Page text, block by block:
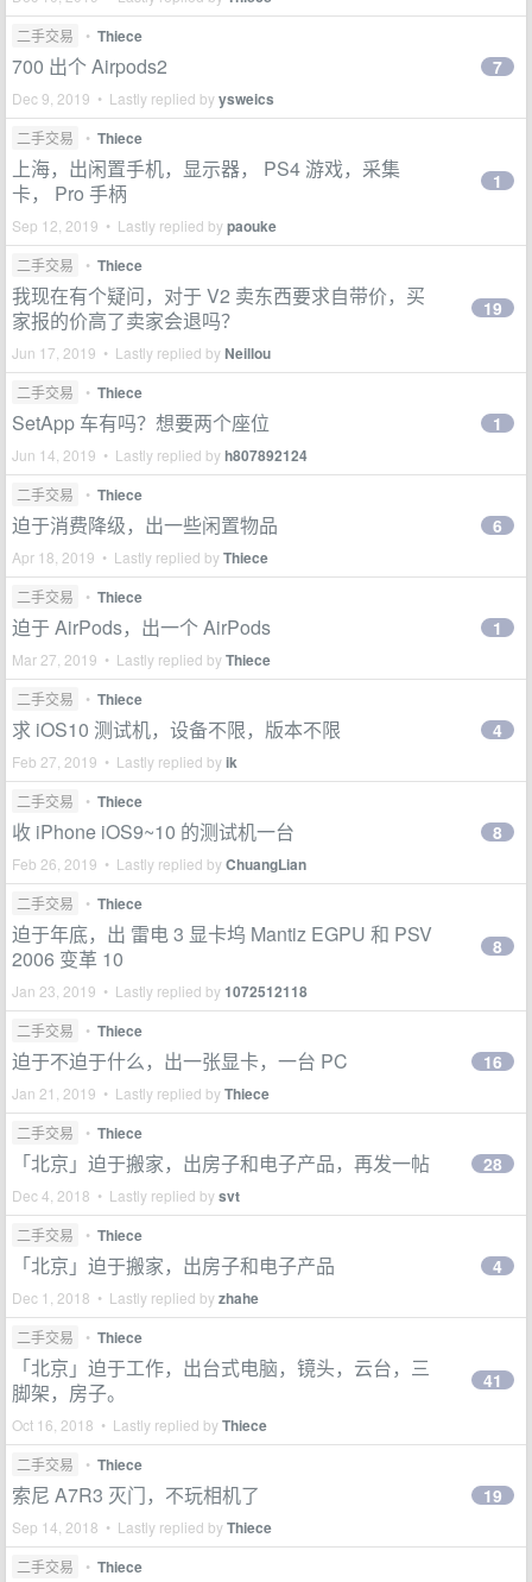
二手交易 • Thiece
700 出个 Airpods2
Dec 9, 2019 • Lastly replied byysweics
7
二手交易 • Thiece
上海，出闲置手机，显示器， PS4 游戏，采集
卡， Pro 手柄
Sep 12, 2019 • Lastly replied bypaouke
1
二手交易 • Thiece
我现在有个疑问，对于 V2 卖东西要求自带价，买
家报的价高了卖家会退吗？
Jun 17, 2019 • Lastly replied byNeillou
19
二手交易 • Thiece
SetApp 车有吗？想要两个座位
Jun 14, 2019 • Lastly replied byh807892124
1
二手交易 • Thiece
迫于消费降级，出一些闲置物品
Apr 18, 2019 • Lastly replied byThiece
6
二手交易 • Thiece
迫于 AirPods，出一个 AirPods
Mar 27, 2019 • Lastly replied byThiece
1
二手交易 • Thiece
求 iOS10 测试机，设备不限，版本不限
Feb 27, 2019 • Lastly replied byik
4
二手交易 • Thiece
收 iPhone iOS9~10 的测试机一台
Feb 26, 2019 • Lastly replied byChuangLian
8
二手交易 • Thiece
迫于年底，出 雷电 3 显卡坞 Mantiz EGPU 和 PSV
2006 变革 10
Jan 23, 2019 • Lastly replied by1072512118
8
二手交易 • Thiece
迫于不迫于什么，出一张显卡，一台 PC
Jan 21, 2019 • Lastly replied byThiece
16
二手交易 • Thiece
「北京」迫于搬家，出房子和电子产品，再发一帖
Dec 4, 2018 • Lastly replied bysvt
28
二手交易 • Thiece
「北京」迫于搬家，出房子和电子产品
Dec 1, 2018 • Lastly replied byzhahe
4
二手交易 • Thiece
「北京」迫于工作，出台式电脑，镜头，云台，三
脚架，房子。
Oct 16, 2018 • Lastly replied byThiece
41
二手交易 • Thiece
索尼 A7R3 灭门，不玩相机了
Sep 14, 2018 • Lastly replied byThiece
19
二手交易 • Thiece